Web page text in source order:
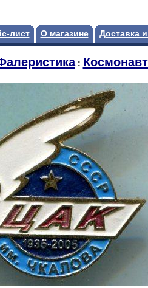
лист О магазине Доставка
: